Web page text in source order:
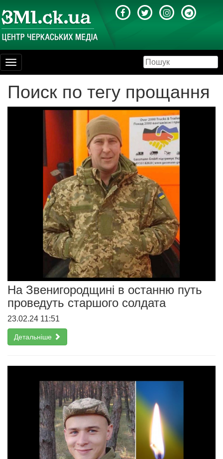
Toggle
navigation
Поиск по тегу прощання
На Звенигородщині в останню путь
проведуть старшого солдата
23.02.24 11:51
Детальніше